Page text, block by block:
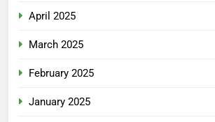
April 2025
March 2025
February 2025
January 2025